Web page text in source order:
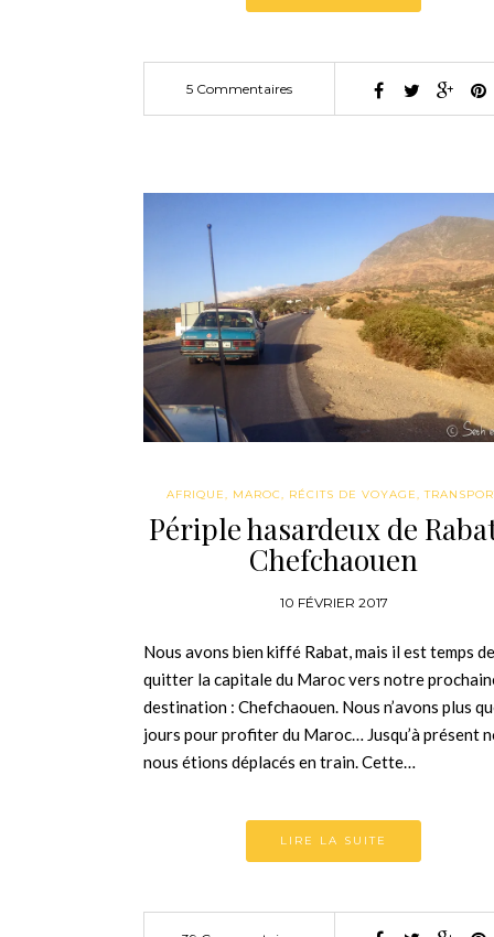
5 Commentaires
AFRIQUE MAROC RÉCITS DE VOYAGE ,
Périple hasardeux de
Chefchaouen
10 FÉVRIER 2017
Nous avons bien kiffé Rabat, mais il est temps de
quitter la capitale du Maroc vers notre
destination : Chefchaouen. Nous n’avons plus
jours pour profiter du Maroc… Jusqu’à présent
nous étions déplacés en train. Cette…
LIRE LA SUITE